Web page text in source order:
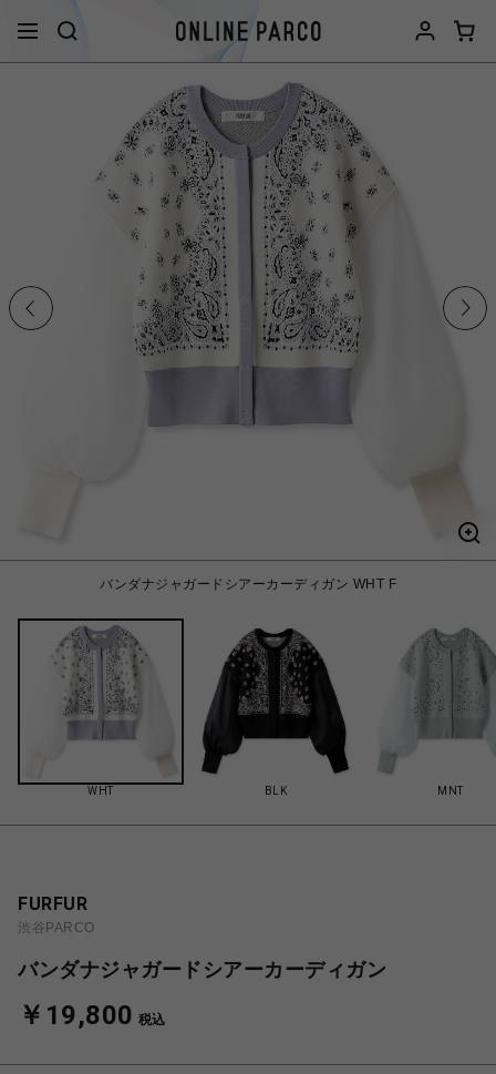
バンダナジャガードシアーカーディガン WHT F
WHT BLK MNT
FURFUR
渋谷PARCO
バンダナジャガードシアーカーディガン
￥19,800 税込